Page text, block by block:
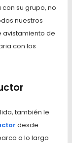
su grupo, no
nuestros
avistamiento de
con los
también le
desde
a lo largo